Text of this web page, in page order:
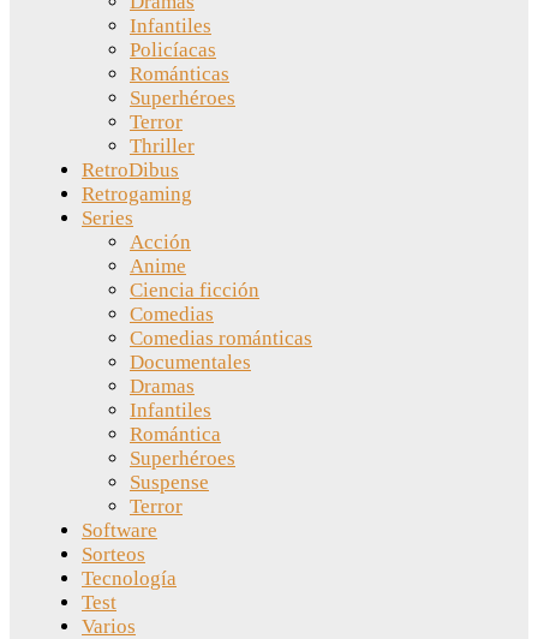
Infantiles
Policíacas
Románticas
Superhéroes
Terror
Thriller
RetroDibus
Retrogaming
Series
Acción
Anime
Ciencia ficción
Comedias
Comedias románticas
Documentales
Dramas
Infantiles
Romántica
Superhéroes
Suspense
Terror
Software
Sorteos
Tecnología
Test
Varios